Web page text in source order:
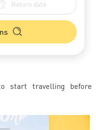
start travelling before